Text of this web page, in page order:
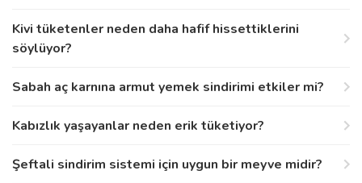
Kivi tüketenler neden daha hafif hissettiklerini
söylüyor?
Sabah aç karnına armut yemek sindirimi etkiler mi?
Kabızlık yaşayanlar neden erik tüketiyor?
Şeftali sindirim sistemi için uygun bir meyve midir?